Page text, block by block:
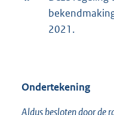
2021.
Ondertekening
Aldus besloten door de